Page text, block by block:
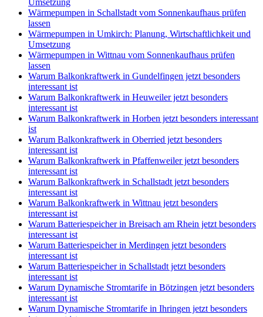
Umsetzung
Wärmepumpen in Schallstadt vom Sonnenkaufhaus prüfen
lassen
Wärmepumpen in Umkirch: Planung, Wirtschaftlichkeit und
Umsetzung
Wärmepumpen in Wittnau vom Sonnenkaufhaus prüfen
lassen
Warum Balkonkraftwerk in Gundelfingen jetzt besonders
interessant ist
Warum Balkonkraftwerk in Heuweiler jetzt besonders
interessant ist
Warum Balkonkraftwerk in Horben jetzt besonders interessant
ist
Warum Balkonkraftwerk in Oberried jetzt besonders
interessant ist
Warum Balkonkraftwerk in Pfaffenweiler jetzt besonders
interessant ist
Warum Balkonkraftwerk in Schallstadt jetzt besonders
interessant ist
Warum Balkonkraftwerk in Wittnau jetzt besonders
interessant ist
Warum Batteriespeicher in Breisach am Rhein jetzt besonders
interessant ist
Warum Batteriespeicher in Merdingen jetzt besonders
interessant ist
Warum Batteriespeicher in Schallstadt jetzt besonders
interessant ist
Warum Dynamische Stromtarife in Bötzingen jetzt besonders
interessant ist
Warum Dynamische Stromtarife in Ihringen jetzt besonders